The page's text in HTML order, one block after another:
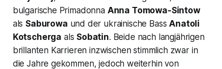
bulgarische Primadonna Anna Tomowa-Sintow
als Saburowa und der ukrainische BassAnatoli
Kotscherga als Sobatin. Beide nach langjährigen
brillanten Karrieren inzwischen stimmlich zwar in
die Jahre gekommen, jedoch weiterhin von